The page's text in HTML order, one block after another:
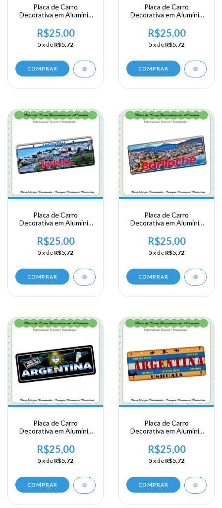
Placa de Carro
Decorativa em Alumínio
- Buenos Aires - Porto
Madero
R$25,00
5x de R$5,72
COMPRAR
Placa de Carro
Decorativa em Alumínio
- Buenos Aires - Porto
Madero
R$25,00
5x de R$5,72
COMPRAR
Placa de Carro
Decorativa em Alumínio
- Bariloche
R$25,00
5x de R$5,72
COMPRAR
Placa de Carro
Decorativa em Alumínio
- Bariloche
R$25,00
5x de R$5,72
COMPRAR
Placa de Carro
Decorativa em Alumínio
- Argentina
R$25,00
5x de R$5,72
COMPRAR
Placa de Carro
Decorativa em Alumínio
- Argentina
R$25,00
5x de R$5,72
COMPRAR